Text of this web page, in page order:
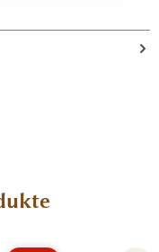
Qualität